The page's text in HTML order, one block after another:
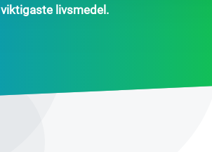
viktigaste livsmedel.